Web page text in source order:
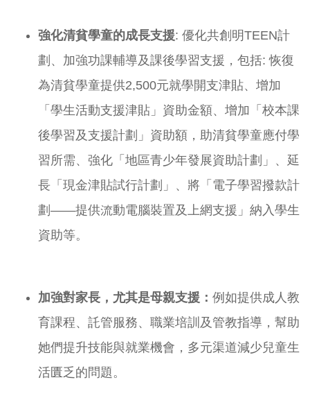
強化清貧學童的成長支援: 優化共創明TEEN計
劃、加強功課輔導及課後學習支援，包括: 恢復
為清貧學童提供2,500元就學開支津貼、增加
「學生活動支援津貼」資助金額、增加「校本課
後學習及支援計劃」資助額，助清貧學童應付學
習所需、強化「地區青少年發展資助計劃」、延
長「現金津貼試行計劃」、將「電子學習撥款計
劃——提供流動電腦裝置及上網支援」納入學生
資助等。
加強對家長，尤其是母親支援： 例如提供成人教
育課程、託管服務、職業培訓及管教指導，幫助
她們提升技能與就業機會，多元渠道減少兒童生
活匱乏的問題。